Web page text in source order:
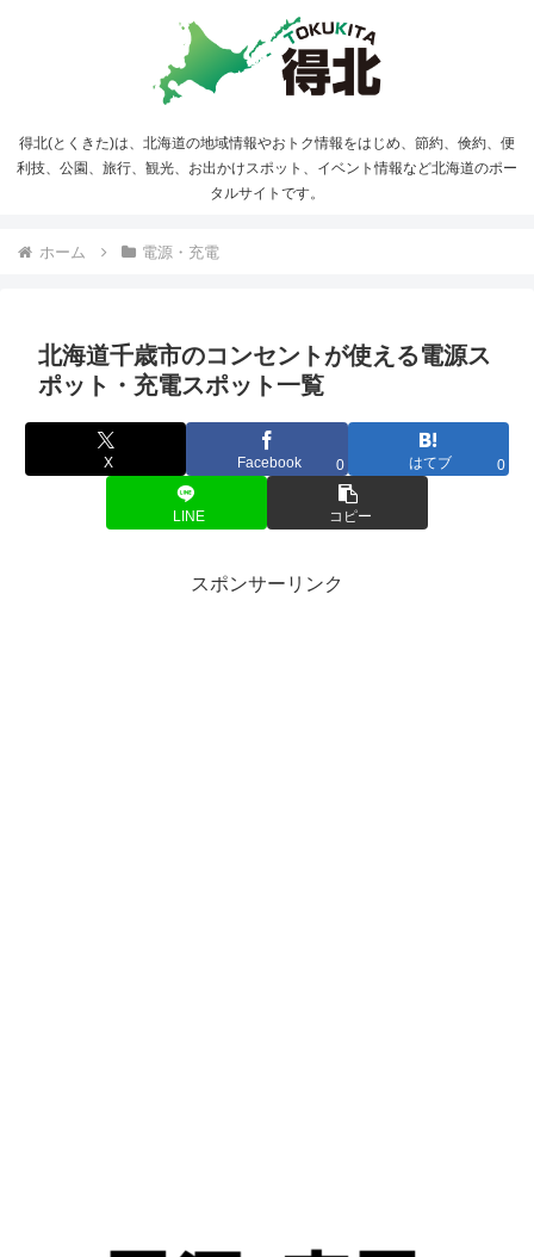
得北(とくきた)は、北海道の地域情報やおトク情報をはじめ、節約、倹約、便
利技、公園、旅行、観光、お出かけスポット、イベント情報など北海道のポー
タルサイトです。
ホーム 電源・充電
北海道千歳市のコンセントが使える電源ス
ポット・充電スポット一覧
X Facebook 0 はてブ 0
LINE コピー
スポンサーリンク